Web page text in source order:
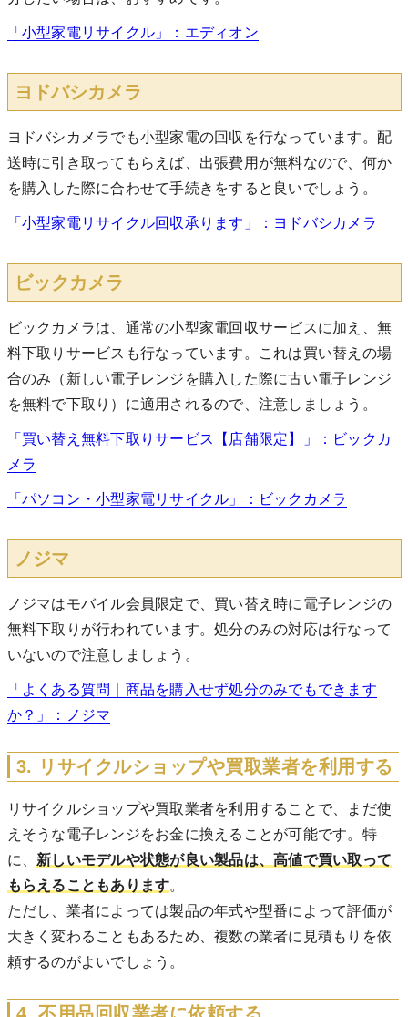
「小型家電リサイクル」：エディオン
ヨドバシカメラ
ヨドバシカメラでも小型家電の回収を行なっています。配
送時に引き取ってもらえば、出張費用が無料なので、何か
を購入した際に合わせて手続きをすると良いでしょう。
「小型家電リサイクル回収承ります」：ヨドバシカメラ
ビックカメラ
ビックカメラは、通常の小型家電回収サービスに加え、無
料下取りサービスも行なっています。これは買い替えの場
合のみ（新しい電子レンジを購入した際に古い電子レンジ
を無料で下取り）に適用されるので、注意しましょう。
「買い替え無料下取りサービス【店舗限定】」：ビックカ
メラ
「パソコン・小型家電リサイクル」：ビックカメラ
ノジマ
ノジマはモバイル会員限定で、買い替え時に電子レンジの
無料下取りが行われています。処分のみの対応は行なって
いないので注意しましょう。
「よくある質問｜商品を購入せず処分のみでもできます
か？」：ノジマ
3. リサイクルショップや買取業者を利用する
リサイクルショップや買取業者を利用することで、まだ使
えそうな電子レンジをお金に換えることが可能です。特
に、 新しいモデルや状態が良い製品は、高値で買い取って
もらえることもあります。
ただし、業者によっては製品の年式や型番によって評価が
大きく変わることもあるため、複数の業者に見積もりを依
頼するのがよいでしょう。